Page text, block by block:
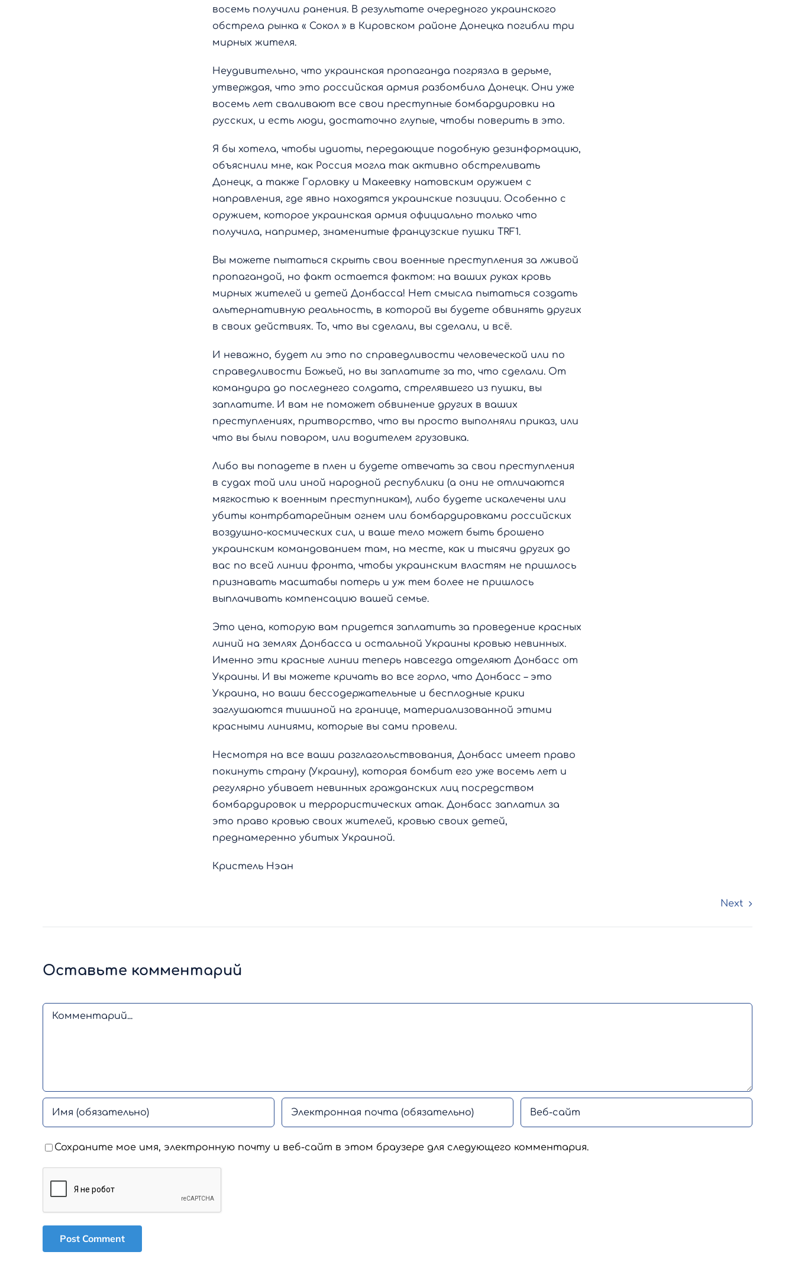
восемь получили ранения. В результате очередного украинского
обстрела рынка « Сокол » в Кировском районе Донецка погибли три
мирных жителя.
Неудивительно, что украинская пропаганда погрязла в дерьме,
утверждая, что это российская армия разбомбила Донецк. Они уже
восемь лет сваливают все свои преступные бомбардировки на
русских, и есть люди, достаточно глупые, чтобы поверить в это.
Я бы хотела, чтобы идиоты, передающие подобную дезинформацию,
объяснили мне, как Россия могла так активно обстреливать
Донецк, а также Горловку и Макеевку натовским оружием с
направления, где явно находятся украинские позиции. Особенно с
оружием, которое украинская армия официально только что
получила, например, знаменитые французские пушки TRF1.
Вы можете пытаться скрыть свои военные преступления за лживой
пропагандой, но факт остается фактом: на ваших руках кровь
мирных жителей и детей Донбасса! Нет смысла пытаться создать
альтернативную реальность, в которой вы будете обвинять других
в своих действиях. То, что вы сделали, вы сделали, и всё.
И неважно, будет ли это по справедливости человеческой или по
справедливости Божьей, но вы заплатите за то, что сделали. От
командира до последнего солдата, стрелявшего из пушки, вы
заплатите. И вам не поможет обвинение других в ваших
преступлениях, притворство, что вы просто выполняли приказ, или
что вы были поваром, или водителем грузовика.
Либо вы попадете в плен и будете отвечать за свои преступления
в судах той или иной народной республики (а они не отличаются
мягкостью к военным преступникам), либо будете искалечены или
убиты контрбатарейным огнем или бомбардировками российских
воздушно-космических сил, и ваше тело может быть брошено
украинским командованием там, на месте, как и тысячи других до
вас по всей линии фронта, чтобы украинским властям не пришлось
признавать масштабы потерь и уж тем более не пришлось
выплачивать компенсацию вашей семье.
Это цена, которую вам придется заплатить за проведение красных
линий на землях Донбасса и остальной Украины кровью невинных.
Именно эти красные линии теперь навсегда отделяют Донбасс от
Украины. И вы можете кричать во все горло, что Донбасс – это
Украина, но ваши бессодержательные и бесплодные крики
заглушаются тишиной на границе, материализованной этими
красными линиями, которые вы сами провели.
Несмотря на все ваши разглагольствования, Донбасс имеет право
покинуть страну (Украину), которая бомбит его уже восемь лет и
регулярно убивает невинных гражданских лиц посредством
бомбардировок и террористических атак. Донбасс заплатил за
это право кровью своих жителей, кровью своих детей,
преднамеренно убитых Украиной.
Кристель Нэан
Next
Оставьте комментарий
Comment
Сохраните мое имя, электронную почту и веб-сайт в этом браузере для следующего комментария.